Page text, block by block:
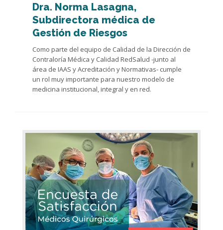
Dra. Norma Lasagna,
Subdirectora médica de
Gestión de Riesgos
Como parte del equipo de Calidad de la Dirección de
Contraloría Médica y Calidad RedSalud -junto al
área de IAAS y Acreditación y Normativas- cumple
un rol muy importante para nuestro modelo de
medicina institucional, integral y en red.